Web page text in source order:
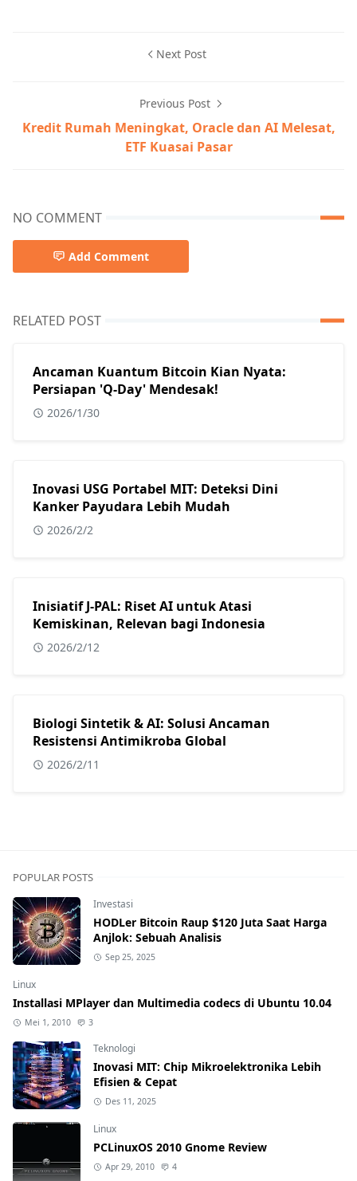
Next Post
Previous Post
Kredit Rumah Meningkat, Oracle dan AI Melesat,
ETF Kuasai Pasar
NO COMMENT
Add Comment
RELATED POST
Ancaman Kuantum Bitcoin Kian Nyata:
Persiapan 'Q-Day' Mendesak!
2026/1/30
Inovasi USG Portabel MIT: Deteksi Dini
Kanker Payudara Lebih Mudah
2026/2/2
Inisiatif J-PAL: Riset AI untuk Atasi
Kemiskinan, Relevan bagi Indonesia
2026/2/12
Biologi Sintetik & AI: Solusi Ancaman
Resistensi Antimikroba Global
2026/2/11
POPULAR POSTS
Investasi
HODLer Bitcoin Raup $120 Juta Saat Harga
Anjlok: Sebuah Analisis
Sep 25, 2025
Linux
Installasi MPlayer dan Multimedia codecs di Ubuntu 10.04
Mei 1, 2010 3
Teknologi
Inovasi MIT: Chip Mikroelektronika Lebih
Efisien & Cepat
Des 11, 2025
Linux
PCLinuxOS 2010 Gnome Review
Apr 29, 2010 4